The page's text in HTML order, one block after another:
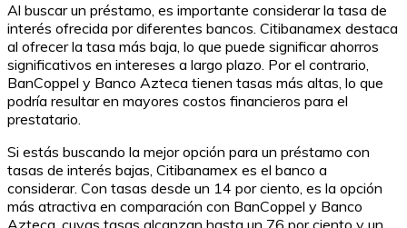
Al buscar un préstamo, es importante considerar la tasa de
interés ofrecida por diferentes bancos. Citibanamex destaca
al ofrecer la tasa más baja, lo que puede significar ahorros
significativos en intereses a largo plazo. Por el contrario,
BanCoppel y Banco Azteca tienen tasas más altas, lo que
podría resultar en mayores costos financieros para el
prestatario.
Si estás buscando la mejor opción para un préstamo con
tasas de interés bajas, Citibanamex es el banco a
considerar. Con tasas desde un 14 por ciento, es la opción
más atractiva en comparación con BanCoppel y Banco
Azteca, cuyas tasas alcanzan hasta un 76 por ciento y un